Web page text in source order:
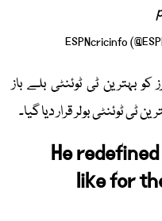
بہترین ٹی ٹوئنٹی بلے باز
ٹوئنٹی بولر قرار دیا گیا۔
He
like for